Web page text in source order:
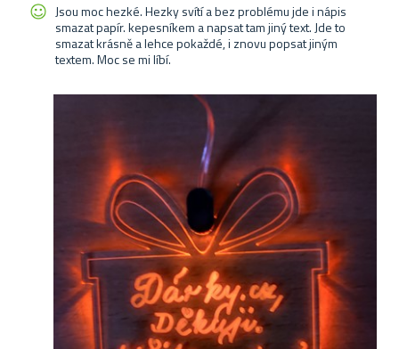
Jsou moc hezké. Hezky svítí a bez problému jde i nápis
smazat papír. kepesníkem a napsat tam jiný text. Jde to
smazat krásně a lehce pokaždé, i znovu popsat jiným
textem. Moc se mi líbí.